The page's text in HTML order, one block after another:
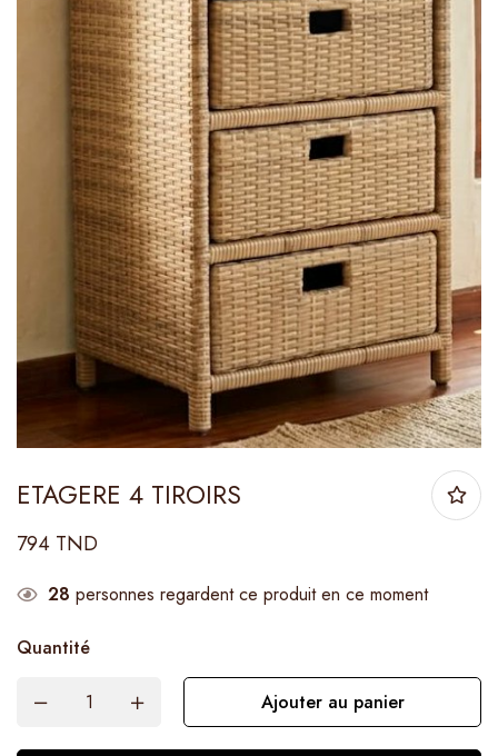
ETAGERE 4 TIROIRS
794 TND
28 personnes regardent ce produit en ce moment
Quantité
Ajouter au panier